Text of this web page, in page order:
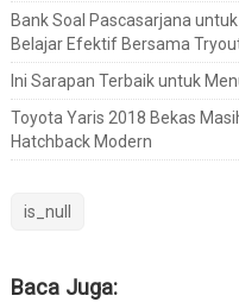
Bank Soal Pascasarjana
Belajar Efektif Bersama
Ini Sarapan Terbaik untuk
Toyota Yaris 2018 Bekas
Hatchback Modern
is_null
Baca Juga: